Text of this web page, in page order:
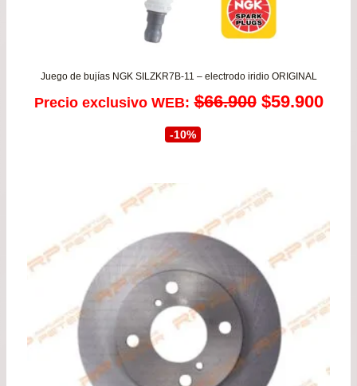
Juego de bujías NGK SILZKR7B-11 – electrodo iridio ORIGINAL
Precio exclusivo WEB: $66.900 El
era:
$66.900.
$59.900El
-10%